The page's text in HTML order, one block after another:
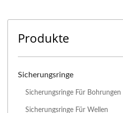
Produkte
Sicherungsringe
Sicherungsringe Für Bohrungen
Sicherungsringe Für Wellen